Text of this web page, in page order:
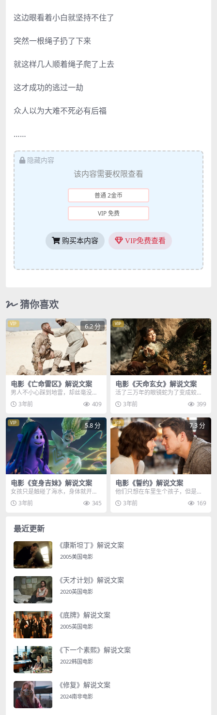
这边眼看着小白就坚持不住了
突然一根绳子扔了下来
就这样几人顺着绳子爬了上去
这才成功的逃过一劫
众人以为大难不死必有后福
……
隐藏内容
该内容需要权限查看
普通 2金币
VIP 免费
购买本内容 VIP免费查看
猜你喜欢
VIP 6.2 分
电影《亡命雷区》解说文案
男人不小心踩到地雷，却丝毫没有
察觉，刚一转身，碎片刮伤脸颊，
他赶紧上前查看，可谁...
3年前 409
VIP
电影《天命玄女》解说文案
活了三万年的眼镜蛇为了变成蛟
龙，每天都要吃掉十万个人，而眼
前这些士兵都是前来猎杀...
3年前 399
VIP 5.8 分
电影《变身吉妹》解说文案
女孩只是触碰了海水，身体就开始
飞速生长，变成了巨大的海怪，看
到这一幕，妈妈赶紧赶...
3年前 345
VIP 7.3 分
电影《誓约》解说文案
他们只想在车里生个孩子，但是后
面的一辆大卡车很快撞上了他们，
巨大的冲击力将佩娜撞...
3年前 169
最近更新
《康斯坦丁》解说文案
2005美国电影
《天才计划》解说文案
2020英国电影
《底牌》解说文案
2005英国电影
《下一个素熙》解说文案
2022韩国电影
《修复》解说文案
2024南非电影